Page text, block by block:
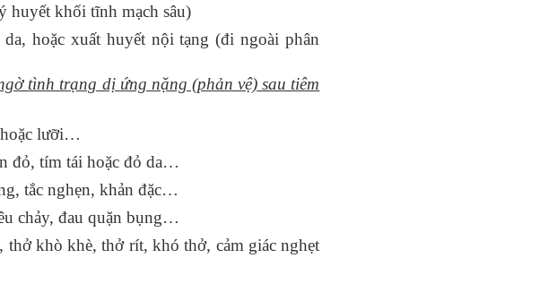
huyết khối tĩnh mạch sâu)
hoặc xuất huyết nội tạng (đi ngoài phân
tình trạng dị ứng nặng (phản vệ) sau tiêm
hoặc lưỡi…
đỏ, tím tái hoặc đỏ da…
tắc nghẹn, khản đặc…
chảy, đau quặn bụng…
khò khè, thở rít, khó thở, cảm giác nghẹt